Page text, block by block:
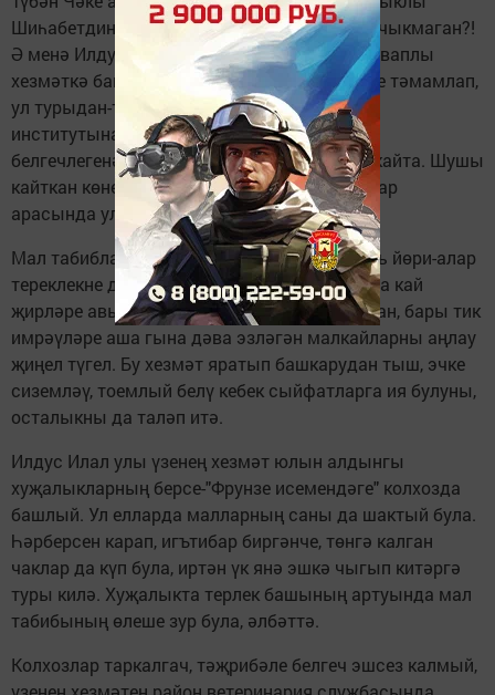
Шиһабетдиновлар нәселеннән кемнәр генә чыкмаган?!
Ә менә Илдус ага үзенең гомерен аеруча җаваплы
хезмәткә багышларга уйлый. Урта мәктәпне тәмамлап,
ул турыдан-туры Казан дәүләт ветеринария
институтына юл тота. Аны тәмамлап, алган
белгечлегенә тугры калып, туган авылына кайта. Шушы
кайткан көненнән башлап, бүгенгәчә мал-туар
арасында ул.
Мал табиблары турында, бер күркәм мәкаль йөри-алар
тереклекне дәвалаучылар, диләр. Чыннан да кай
җирләре авыртканлыгын әйтеп бирә алмаган, бары тик
имрәүләре аша гына дәва эзләгән малкайларны аңлау
җиңел түгел. Бу хезмәт яратып башкарудан тыш, эчке
сиземләү, тоемлый белү кебек сыйфатларга ия булуны,
осталыкны да таләп итә.
Илдус Илал улы үзенең хезмәт юлын алдынгы
хуҗалыкларның берсе-"Фрунзе исемендәге" колхозда
башлый. Ул елларда малларның саны да шактый була.
Һәрберсен карап, игътибар биргәнче, төнгә калган
чаклар да күп була, иртән үк янә эшкә чыгып китәргә
туры килә. Хуҗалыкта терлек башының артуында мал
табибының өлеше зур була, әлбәттә.
Колхозлар таркалгач, тәҗрибәле белгеч эшсез калмый,